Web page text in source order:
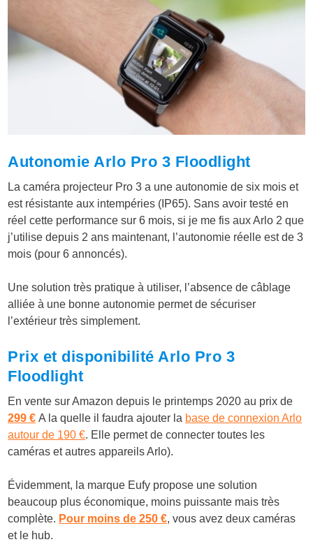
Autonomie Arlo Pro 3 Floodlight
La caméra projecteur Pro 3 a une autonomie de six mois et
est résistante aux intempéries (IP65). Sans avoir testé en
réel cette performance sur 6 mois, si je me fis aux Arlo 2 que
j’utilise depuis 2 ans maintenant, l’autonomie réelle est de 3
mois (pour 6 annoncés).
Une solution très pratique à utiliser, l’absence de câblage
alliée à une bonne autonomie permet de sécuriser
l’extérieur très simplement.
Prix et disponibilité Arlo Pro 3
Floodlight
En vente sur Amazon depuis le printemps 2020 au prix de
299 € A la quelle il faudra ajouter la base de connexion Arlo
autour de 190 €. Elle permet de connecter toutes les
caméras et autres appareils Arlo).
Évidemment, la marque Eufy propose une solution
beaucoup plus économique, moins puissante mais très
complète. Pour moins de 250 €, vous avez deux caméras
et le hub.